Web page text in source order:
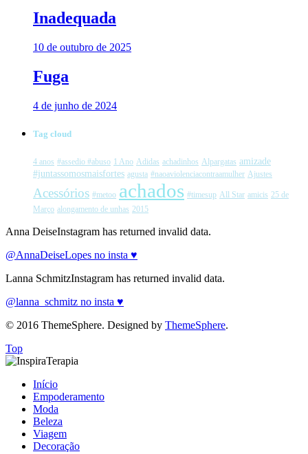
Inadequada
10 de outubro de 2025
Fuga
4 de junho de 2024
Tag cloud
4 anos #assedio #abuso 1 Ano Adidas achadinhos Alpargatas amizade
#juntassomosmaisfortes agusta #naoaviolenciacontraamulher Ajustes
Acessórios #metoo achados #timesup All Star amicis 25 de
Março alongamento de unhas 2015
Anna DeiseInstagram has returned invalid data.
@AnnaDeiseLopes no insta ♥
Lanna SchmitzInstagram has returned invalid data.
@lanna_schmitz no insta ♥
© 2016 ThemeSphere. Designed by ThemeSphere.
Top
Início
Empoderamento
Moda
Beleza
Viagem
Decoração